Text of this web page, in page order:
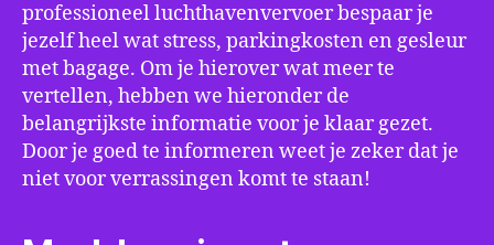
professioneel luchthavenvervoer bespaar je
jezelf heel wat stress, parkingkosten en gesleur
met bagage. Om je hierover wat meer te
vertellen, hebben we hieronder de
belangrijkste informatie voor je klaar gezet.
Door je goed te informeren weet je zeker dat je
niet voor verrassingen komt te staan!